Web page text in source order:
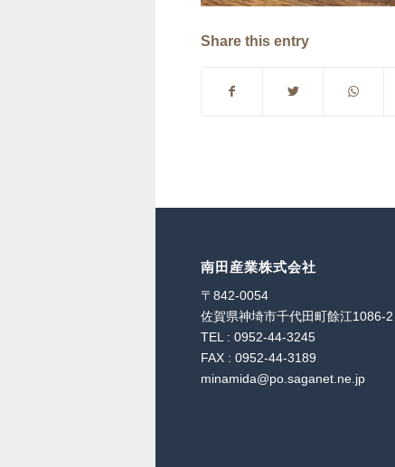
Share this entry
南田産業株式会社
〒842-0054
佐賀県神埼市千代田町餘江1086-2
TEL : 0952-44-3245
FAX : 0952-44-3189
minamida@po.saganet.ne.jp